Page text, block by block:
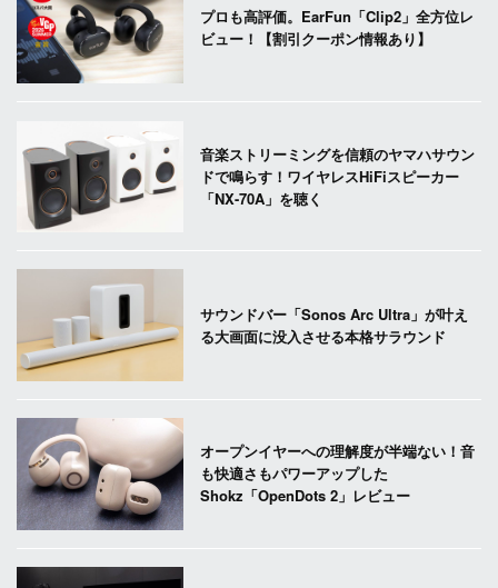
プロも高評価。EarFun「Clip2」全方位レ
ビュー！【割引クーポン情報あり】
音楽ストリーミングを信頼のヤマハサウン
ドで鳴らす！ワイヤレスHiFiスピーカー
「NX-70A」を聴く
サウンドバー「Sonos Arc Ultra」が叶え
る大画面に没入させる本格サラウンド
オープンイヤーへの理解度が半端ない！音
も快適さもパワーアップした
Shokz「OpenDots 2」レビュー